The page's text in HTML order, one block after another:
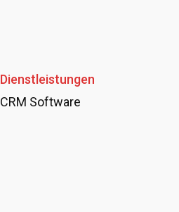
Dienstleistungen
CRM Software